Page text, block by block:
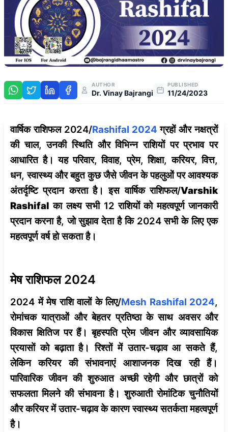
AUTHOR
Dr. Vinay Bajrangi
PUBLISHED
11/24/2023
वार्षिक राशिफल 2024/Rashifal 2024 ग्रहों और नक्षत्रों
की चाल, उनकी स्थिति और विभिन्न राशियों पर प्रभाव पर
आधारित है। यह परिवार, विवाह, प्रेम, शिक्षा, करियर, वित्त,
धन, स्वास्थ्य और बहुत कुछ जैसे जीवन के पहलुओं पर आवश्यक
अंतर्दृष्टि प्रदान करता है। इस वार्षिक राशिफल/Varshik
Rashifal का लक्ष्य सभी 12 राशियों को महत्वपूर्ण जानकारी
प्रदान करना है, जो सुझाव देता है कि 2024 सभी के लिए एक
महत्वपूर्ण वर्ष हो सकता है।
मेष राशिफल 2024
2024 में मेष राशि वालों के लिए/Mesh Rashifal 2024,
रोमांचक यात्राओं और बेहतर प्रतिष्ठा के साथ अवसर और
विकास क्षितिज पर हैं। बृहस्पति प्रेम जीवन और व्यावसायिक
प्रयासों को बढ़ाता है। रिश्तों में उतार-चढ़ाव आ सकते हैं,
लेकिन करियर की संभावनाएं आशाजनक दिख रही हैं।
पारिवारिक जीवन की शुरुआत अच्छी रहेगी और छात्रों को
सफलता मिलने की संभावना है। शुरुआती रोमांटिक चुनौतियों
और करियर में उतार-चढ़ाव के कारण स्वास्थ्य सतर्कता महत्वपूर्ण
है।